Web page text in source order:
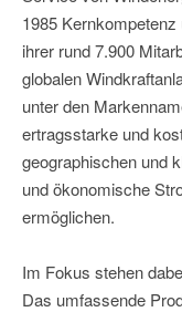
1985
ihrer rund 7.900
globalen
unter den
ertragsstarke und
geographischen und
und ökonomische
ermöglichen.
Im Fokus stehen
Das umfassende